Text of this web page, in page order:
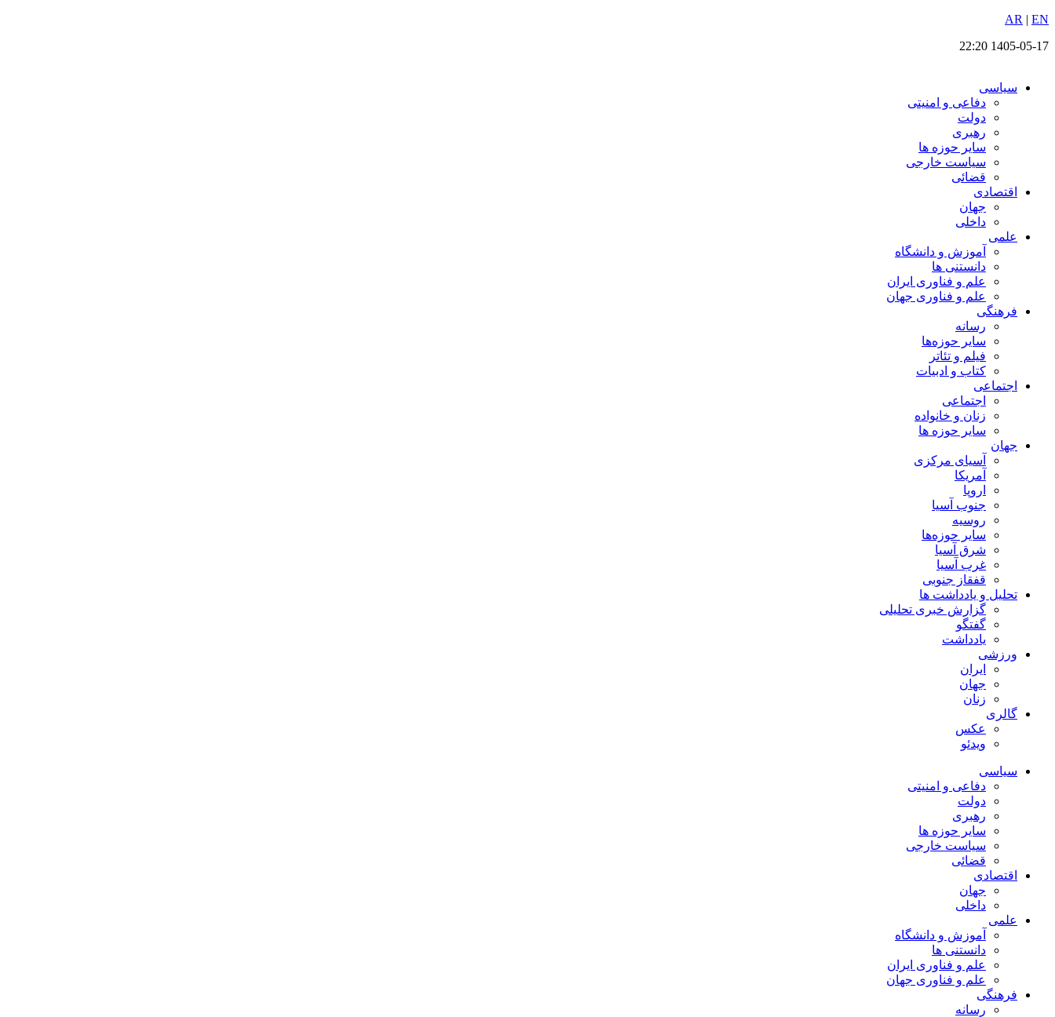
پرش
محتوا
AR | EN
1405-05-17 22:20
سیاسی
دفاعی و امنیتی
دولت
رهبری
سایر حوزه ها
سیاست خارجی
قضائی
اقتصادی
جهان
داخلی
علمی
آموزش و دانشگاه
دانستنی ها
علم و فناوری ایران
علم و فناوری جهان
فرهنگی
رسانه
سایر حوزه‌ها
فیلم و تئاتر
کتاب و ادبیات
اجتماعی
اجتماعی
زنان و خانواده
سایر حوزه ها
جهان
آسیای مرکزی
آمریکا
اروپا
جنوب آسیا
روسیه
سایر حوزه‌ها
شرق آسیا
غرب آسیا
قفقاز جنوبی
تحلیل و یادداشت ها
گزارش خبری تحلیلی
گفتگو
یادداشت
ورزشی
ایران
جهان
زنان
گالری
عکس
ویدئو
سیاسی
دفاعی و امنیتی
دولت
رهبری
سایر حوزه ها
سیاست خارجی
قضائی
اقتصادی
جهان
داخلی
علمی
آموزش و دانشگاه
دانستنی ها
علم و فناوری ایران
علم و فناوری جهان
فرهنگی
رسانه